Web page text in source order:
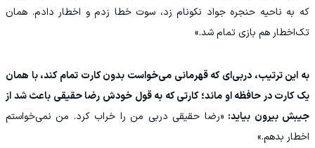
که به ناحیه حنجره جواد نکونام زد، سوت خطا زدم و اخطار دادم. همان
تک‌اخطار هم بازی تمام شد.»
به این ترتیب، دربی‌ای که قهرمانی می‌خواست بدون کارت تمام کند، با همان
یک کارت در حافظه او ماند؛ کارتی که به قول خودش رضا حقیقی باعث شد از
جیبش بیرون بیاید: «رضا حقیقی دربی من را خراب کرد. من نمی‌خواستم
اخطار بدهم.»